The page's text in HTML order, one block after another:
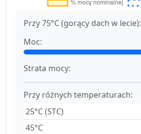
Przy 75°C (gorący dach w lecie):
Moc:
Strata mocy:
Przy różnych temperaturach:
25°C (STC)
45°C